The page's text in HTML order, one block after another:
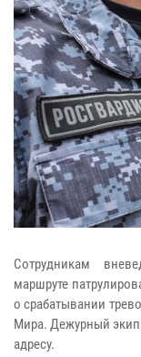
Сотрудникам
маршруте
о срабатывании
Мира. Дежурный
адресу.